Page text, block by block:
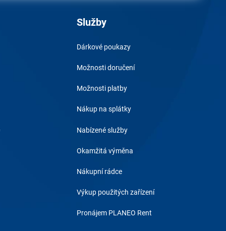
Služby
Dárkové poukazy
Možnosti doručení
Možnosti platby
Nákup na splátky
Nabízené služby
Okamžitá výměna
Nákupní rádce
Výkup použitých zařízení
Pronájem PLANEO Rent